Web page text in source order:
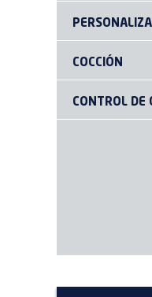
COCCIÓN
CONTROL DE